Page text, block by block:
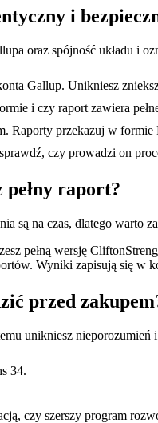
i
oraz spójność układu i
Gallup. Unikniesz
i czy raport zawiera
Raporty przekazuj w formie
czy prowadzi on
raport?
są na czas, dlatego warto
pełną wersję
Wyniki zapisują się w
przed
unikniesz nieporozumień i
34.
czy szerszy program